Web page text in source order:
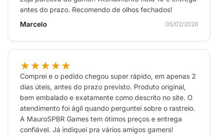
a usar rapidamente. Com a Tapo C100(BR), você tem
uma solução de segurança acessível e de alta
qualidade para proteger o que mais importa. A
escolha ideal para quem valoriza tranquilidade e
proteção em casa ou no trabalho.
antes do prazo. Recomendo de olhos fechados!
Marcelo
05/02/2026
★★★★★
Comprei e o pedido chegou super rápido, em apenas 2
dias úteis, antes do prazo previsto. Produto original,
bem embalado e exatamente como descrito no site. O
atendimento foi ágil quando perguntei sobre o rastreio.
A MauroSPBR Games tem ótimos preços e entrega
confiável. Já indiquei pra vários amigos gamers!